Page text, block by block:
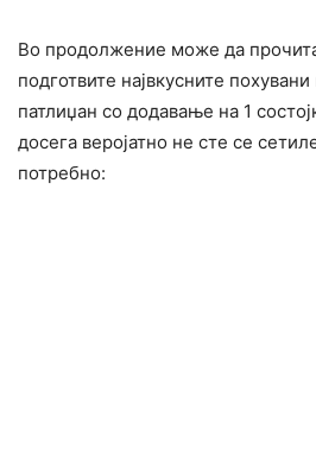
Во продолжение може да
подготвите највкусните
патлиџан со додавање на 1
досега веројатно не сте се
потребно: